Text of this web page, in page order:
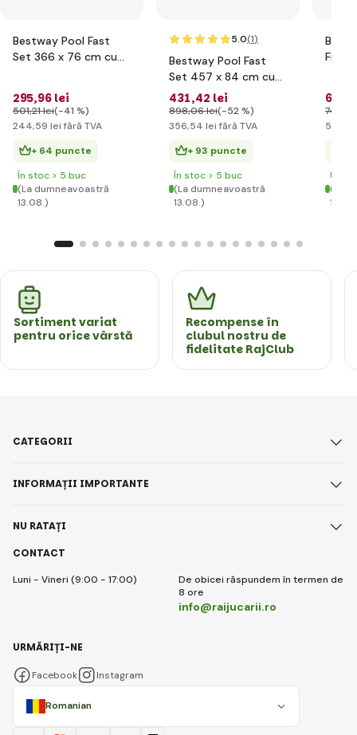
Bestway Pool Fast
Set 366 x 76 cm cu
295,96 lei
501,21 lei(-41 %)
244,59 lei fără TVA
+ 64 puncte
În stoc > 5 buc
(La dumneavoastră
13.08.)
5.0(1)
Bestway Pool Fast
Set 457 x 84 cm cu
filtrare
431,42 lei
898,06 lei(-52 %)
356,54 lei fără TVA
+ 93 puncte
În stoc > 5 buc
(La dumneavoastră
13.08.)
652
747
538
(La
Sortiment variat
pentru orice vârstă
Recompense în
clubul nostru de
fidelitate RajClub
CONTACT
Luni - Vineri (9:00 - 17:00)
De obicei răspundem în termen de
8 ore
info@raijucarii.ro
CATEGORII
INFORMAȚII IMPORTANTE
NU RATAȚI
Romanian
URMĂRIȚI-NE
Facebook Instagram